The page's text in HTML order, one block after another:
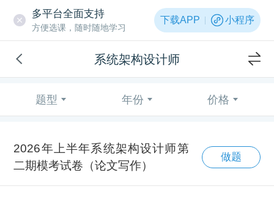
多平台全面支持
方便选课，随时随地学习
下载APP 小程序
系统架构设计师
题型 年份 价格
2026年上半年系统架构设计师第
二期模考试卷（论文写作）
做题